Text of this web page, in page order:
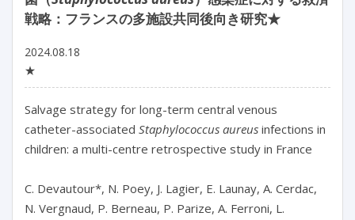
戦略：フランスの多施設共同後向き研究★
2024.08.18
★
Salvage strategy for long-term central venous
catheter-associated Staphylococcus aureus infections in
children: a multi-centre retrospective study in France
C. Devautour*, N. Poey, J. Lagier, E. Launay, A. Cerdac,
N. Vergnaud, P. Berneau, P. Parize, A. Ferroni, L.